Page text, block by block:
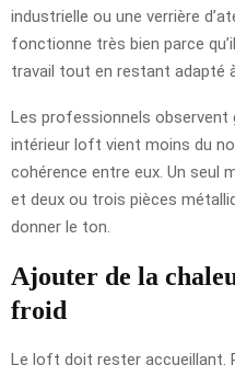
industrielle ou une verrière
fonctionne très bien parce
travail tout en restant adapté
Les professionnels observent
intérieur loft vient moins du
cohérence entre eux. Un seul
et deux ou trois pièces
donner le ton.
Ajouter de la
froid
Le loft doit rester accueillant.